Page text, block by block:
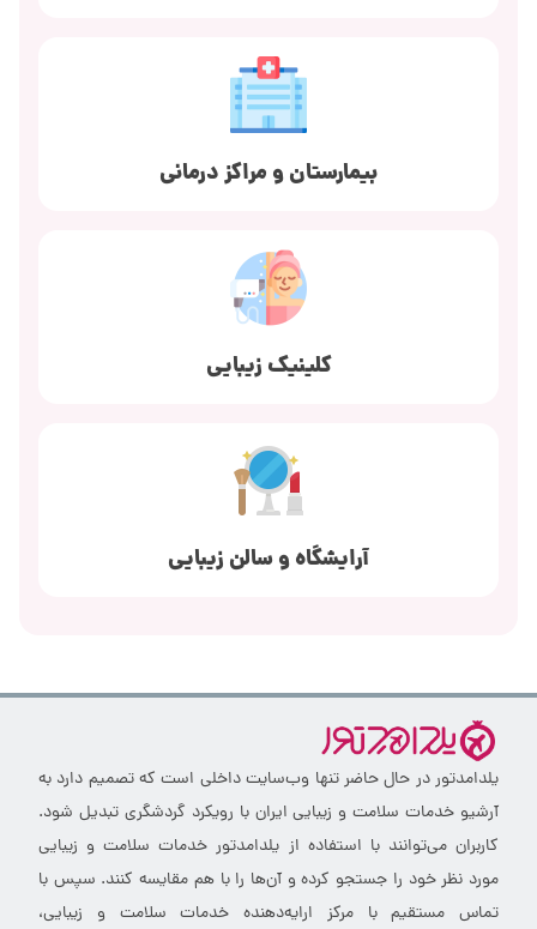
بیمارستان و مراکز درمانی
کلینیک زیبایی
آرایشگاه و سالن زیبایی
یلدامدتور در حال حاضر تنها وب‌سایت داخلی است که تصمیم دارد به
آرشیو خدمات سلامت و زیبایی ایران با رویکرد گردشگری تبدیل شود.
کاربران می‌توانند با استفاده از یلدامدتور خدمات سلامت و زیبایی
مورد نظر خود را جستجو کرده و آن‌ها را با هم مقایسه کنند. سپس با
تماس مستقیم با مرکز ارایه‌دهنده خدمات سلامت و زیبایی،